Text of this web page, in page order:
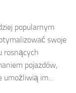
popularnym
swoje
rosnących
pojazdów,
umożliwią im...